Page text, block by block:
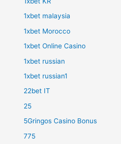
1xbet malaysia
1xbet Morocco
1xbet Online Casino
1xbet russian
1xbet russian1
22bet IT
25
5Gringos Casino Bonus
775